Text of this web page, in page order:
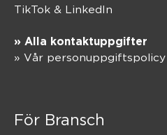
TikTok & LinkedIn
» Alla kontaktuppgifter
» Vår personuppgiftspolicy
För Bransch